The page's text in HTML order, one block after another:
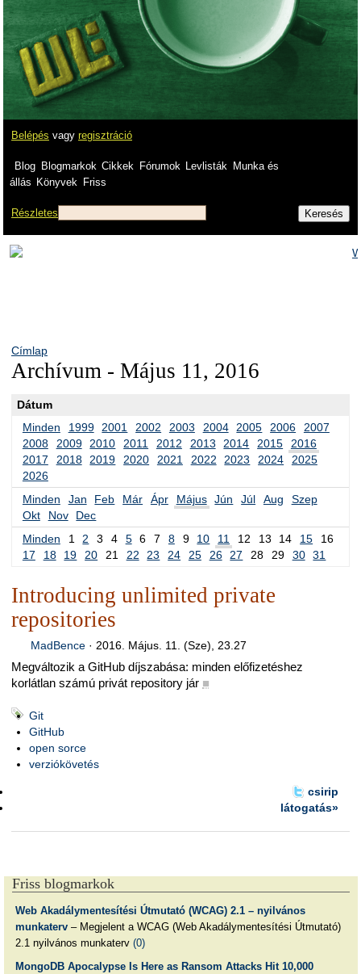
Belépés vagy regisztráció
Blog Blogmarkok Cikkek Fórumok Levlisták
Munka és
állás Könyvek Friss
Részletes
Címlap
Archívum - Május 11, 2016
Dátum
Minden
1999 2001 2002 2003 2004 2005 2006
2007
2008
2009 2010 2011 2012 2013 2014 2015
2016
2017
2018 2019 2020 2021 2022 2023 2024
2025
2026
Minden
Jan Feb Már Ápr Május Jún Júl Aug
Szep
Okt
Nov
Dec
Minden
1 2 3 4 5 6 7 8 9 10 11 12 13 14 15
16
17
18 19 20 21 22 23 24 25 26 27 28 29 30 31
Introducing unlimited private
repositories
MadBence· 2016. Május. 11. (Sze), 23.27
Megváltozik a GitHub díjszabása: minden előfizetéshez
korlátlan számú privát repository jár ■
Git
GitHub
open sorce
verziókövetés
csirip
látogatás»
Friss blogmarkok
Web Akadálymentesítési Útmutató (WCAG) 2.1 – nyilvános
munkaterv– Megjelent a WCAG (Web Akadálymentesítési Útmutató)
2.1 nyilvános munkaterv (0)
MongoDB Apocalypse Is Here as Ransom Attacks Hit 10,000